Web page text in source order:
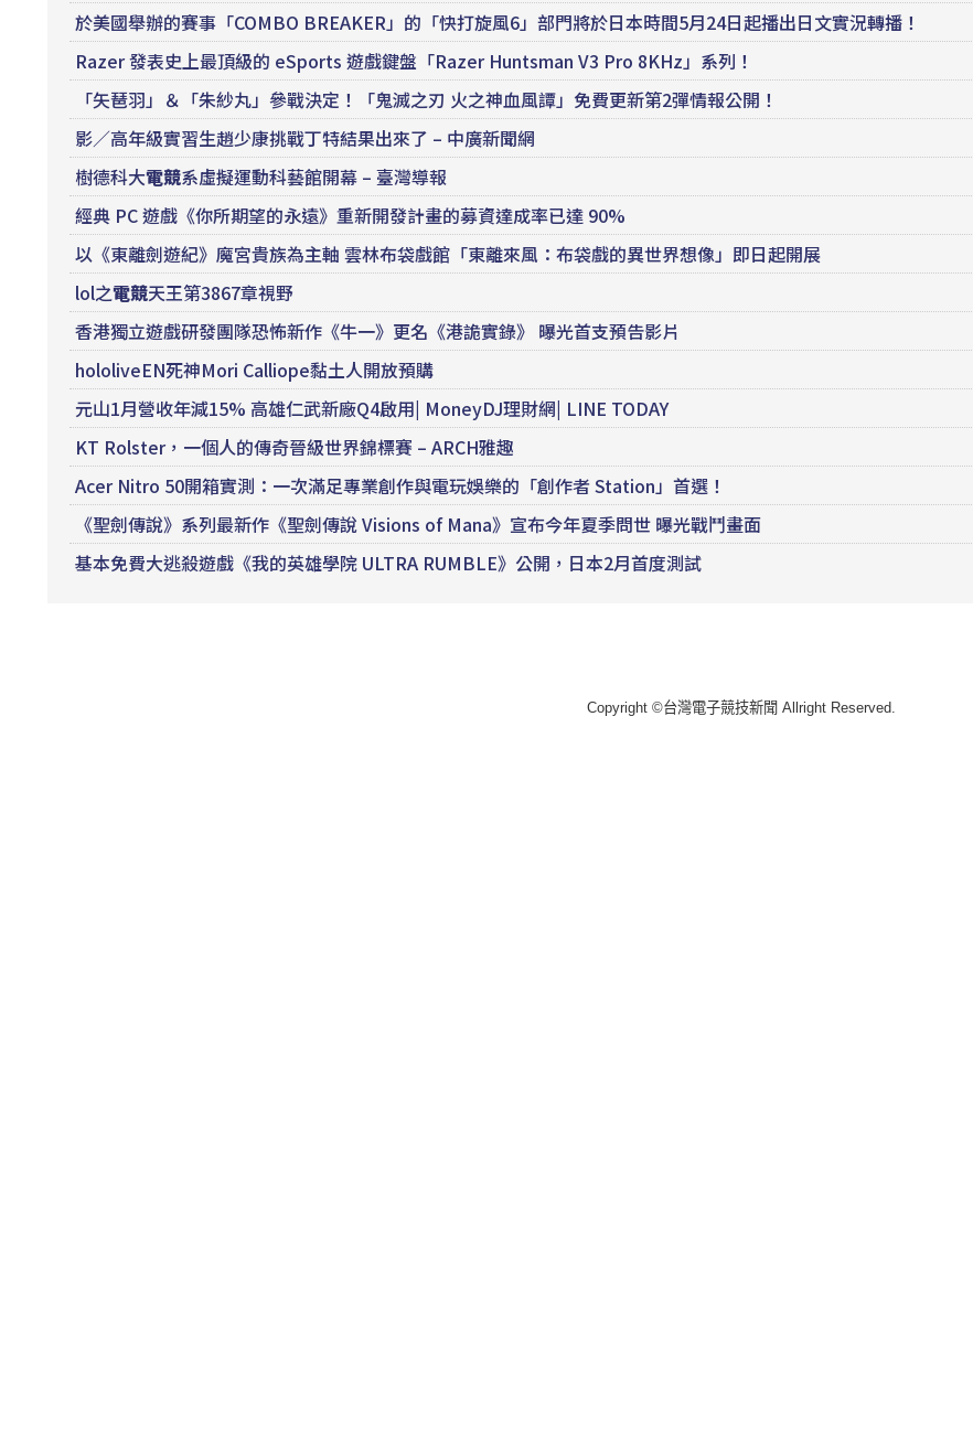
於美國舉辦的賽事「COMBO BREAKER」的「快打旋風6」部門將於日本時間5月24日起播出日文實況轉播！
Razer 發表史上最頂級的 eSports 遊戲鍵盤「Razer Huntsman V3 Pro 8KHz」系列！
「矢琶羽」＆「朱紗丸」參戰決定！「鬼滅之刃 火之神血風譚」免費更新第2彈情報公開！
影／高年級實習生趙少康挑戰丁特結果出來了 – 中廣新聞網
樹德科大電競系虛擬運動科藝館開幕 – 臺灣導報
經典 PC 遊戲《你所期望的永遠》重新開發計畫的募資達成率已達 90%
以《東離劍遊紀》魔宮貴族為主軸 雲林布袋戲館「東離來風：布袋戲的異世界想像」即日起開展
lol之電競天王第3867章視野
香港獨立遊戲研發團隊恐怖新作《牛一》更名《港詭實錄》 曝光首支預告影片
hololiveEN死神Mori Calliope黏土人開放預購
元山1月營收年減15% 高雄仁武新廠Q4啟用| MoneyDJ理財網| LINE TODAY
KT Rolster，一個人的傳奇晉級世界錦標賽 – ARCH雅趣
Acer Nitro 50開箱實測：一次滿足專業創作與電玩娛樂的「創作者 Station」首選！
《聖劍傳說》系列最新作《聖劍傳說 Visions of Mana》宣布今年夏季問世 曝光戰鬥畫面
基本免費大逃殺遊戲《我的英雄學院 ULTRA RUMBLE》公開，日本2月首度測試
Copyright ©台灣電子競技新聞 Allright Reserved.